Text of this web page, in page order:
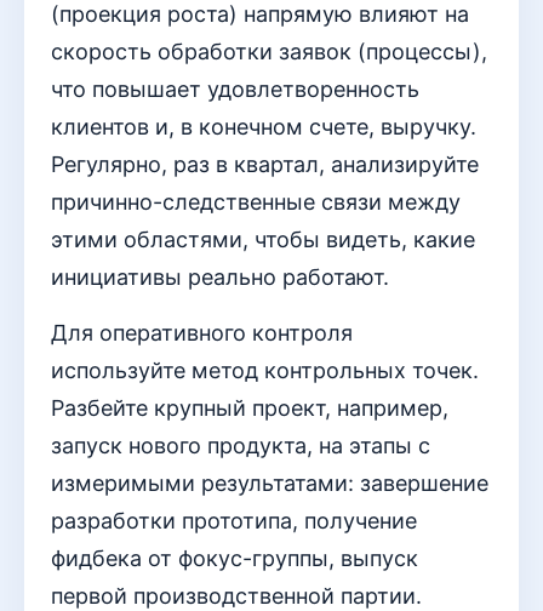
(проекция роста) напрямую влияют на
скорость обработки заявок (процессы),
что повышает удовлетворенность
клиентов и, в конечном счете, выручку.
Регулярно, раз в квартал, анализируйте
причинно-следственные связи между
этими областями, чтобы видеть, какие
инициативы реально работают.
Для оперативного контроля
используйте метод контрольных точек.
Разбейте крупный проект, например,
запуск нового продукта, на этапы с
измеримыми результатами: завершение
разработки прототипа, получение
фидбека от фокус-группы, выпуск
первой производственной партии.